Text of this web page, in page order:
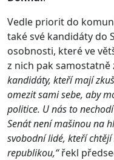
Vedle priorit do
také své kandidáty do
osobnosti, které ve
z nich pak samostatně
kandidáty, kteří mají
omezit sami sebe, aby
politice. U nás to
Senát není mašinou na
svobodní lidé, kteří
republikou,“řekl